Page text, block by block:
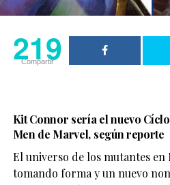
219
Compartir
Kit Connor sería el nuevo
Men de Marvel, según reporte
El universo de los mutantes
tomando forma y un nuevo